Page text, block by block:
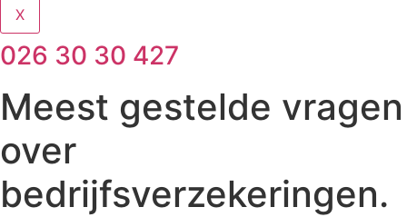
X
026 30 30 427
Meest gestelde vragen
over
bedrijfsverzekeringen.